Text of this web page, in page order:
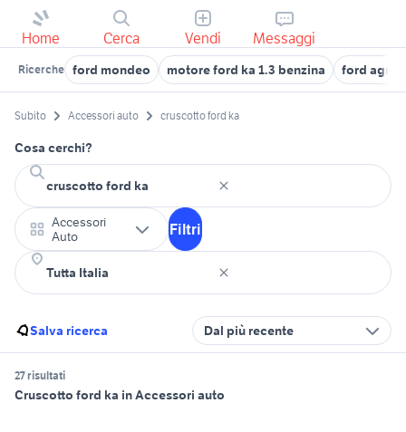
Home Cerca Vendi Messaggi
Ricerche ford mondeo motore ford ka 1.3 benzina ford
Subito Accessori auto cruscotto ford ka
Cosa cerchi?
Accessori
Auto
Filtri
Salva ricerca Dal più recente
27 risultati
Cruscotto ford ka in Accessori auto